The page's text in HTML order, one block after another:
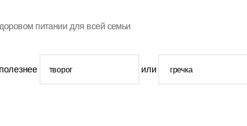
питании для всей семьи
или